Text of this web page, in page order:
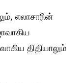
எலாசாரின்
திதியாலும்